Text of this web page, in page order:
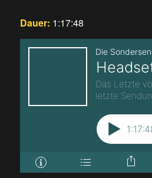
Dauer: 1:17:48